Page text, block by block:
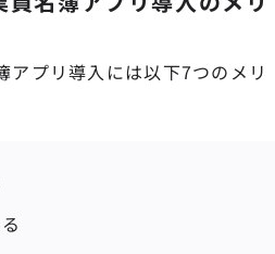
アプリ導入には以下7つのメリ